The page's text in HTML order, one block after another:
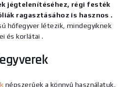
jégtelenítéséhez, régi festék
ragasztásához is hasznos .
hőfegyver létezik, mindegyiknek
és korlátai .
népszerűek a könnyű használatuk,